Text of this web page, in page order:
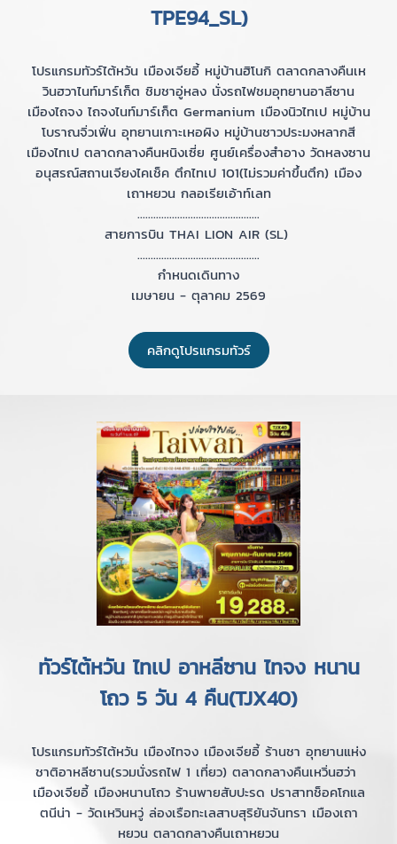
TPE94_SL)
โปรแกรมทัวร์ไต้หวัน เมืองเจียอี้ หมู่บ้านฮิโนกิ ตลาดกลางคืนเห
วินฮวาไนท์มาร์เก็ต ชิมชาอู่หลง นั่งรถไฟชมอุทยานอาลีซาน
เมืองไถจง ไถจงไนท์มาร์เก็ต Germanium เมืองนิวไทเป หมู่บ้าน
โบราณจิ่วเฟิ่น อุทยานเกาะเหอผิง หมู่บ้านชาวประมงหลากสี
เมืองไทเป ตลาดกลางคืนหนิงเซี่ย ศูนย์เครื่องสำอาง วัดหลงซาน
อนุสรณ์สถานเจียงไคเช็ค ตึกไทเป 101(ไม่รวมค่าขึ้นตึก) เมือง
เถาหยวน กลอเรียเอ้าท์เลท
..............................................
สายการบิน THAI LION AIR (SL)
..............................................
กำหนดเดินทาง
เมษายน - ตุลาคม 2569
คลิกดูโปรแกรมทัวร์
ทัวร์ไต้หวัน ไทเป อาหลีซาน ไทจง หนาน
โถว 5 วัน 4 คืน(TJX40)
โปรแกรมทัวร์ไต้หวัน เมืองไทจง เมืองเจียอี้ ร้านชา อุทยานแห่ง
ชาติอาหลีซาน(รวมนั่งรถไฟ 1 เที่ยว) ตลาดกลางคืนเหวิ่นฮว่า
เมืองเจียอี้ เมืองหนานโถว ร้านพายสับปะรด ปราสาทช็อคโกแล
ตนีน่า - วัดเหวินหวู่ ล่องเรือทะเลสาบสุริยันจันทรา เมืองเถา
หยวน ตลาดกลางคืนเถาหยวน